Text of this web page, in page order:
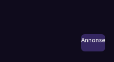
Annonse